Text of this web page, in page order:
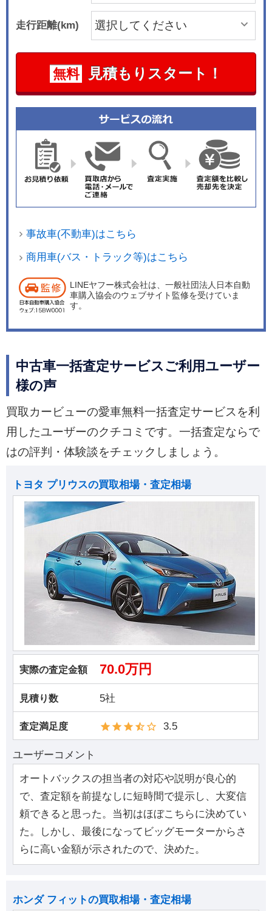
走行距離(km)
無料 見積もりスタート！
事故車(不動車)はこちら
商用車(バス・トラック等)はこちら
LINEヤフー株式会社は、一般社団法人日本自動
車購入協会のウェブサイト監修を受けていま
す。
中古車一括査定サービスご利用ユーザー
様の声
買取カービューの愛車無料一括査定サービスを利
用したユーザーのクチコミです。一括査定ならで
はの評判・体験談をチェックしましょう。
トヨタ プリウスの買取相場・査定相場
実際の査定金額 70.0万円
見積り数 5社
査定満足度 3.5
ユーザーコメント
オートバックスの担当者の対応や説明が良心的
で、査定額を前提なしに短時間で提示し、大変信
頼できると思った。当初はほぼこちらに決めてい
た。しかし、最後になってビッグモーターからさ
らに高い金額が示されたので、決めた。
ホンダ フィットの買取相場・査定相場